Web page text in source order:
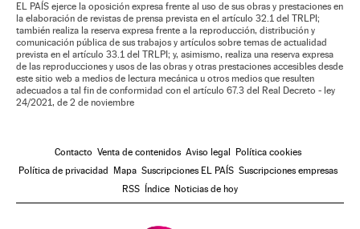
EL PAÍS ejerce la oposición expresa frente al uso de sus obras y prestaciones en
la elaboración de revistas de prensa prevista en el artículo 32.1 del TRLPI;
también realiza la reserva expresa frente a la reproducción, distribución y
comunicación pública de sus trabajos y artículos sobre temas de actualidad
prevista en el artículo 33.1 del TRLPI; y, asimismo, realiza una reserva expresa
de las reproducciones y usos de las obras y otras prestaciones accesibles desde
este sitio web a medios de lectura mecánica u otros medios que resulten
adecuados a tal fin de conformidad con el artículo 67.3 del Real Decreto - ley
24/2021, de 2 de noviembre
Contacto Venta de contenidos Aviso legal
Política cookies
Política de privacidad
Mapa Suscripciones EL PAÍS Suscripciones empresas
RSS
Índice Noticias de hoy